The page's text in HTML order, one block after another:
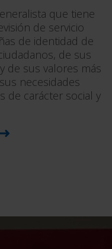
que tiene
de servicio
de identidad de
de sus
de sus valores más
necesidades
de carácter social y